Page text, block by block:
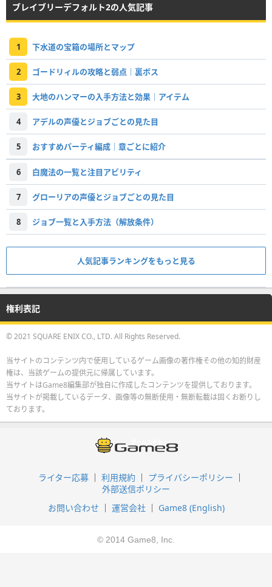
ブレイブリーデフォルト2の人気記事
1 下水道の宝箱の場所とマップ
2 ゴードリィルの攻略と弱点｜裏ボス
3 大地のハンマーの入手方法と効果｜アイテム
4 アデルの声優とジョブごとの見た目
5 おすすめパーティ編成｜章ごとに紹介
6 白魔法の一覧と注目アビリティ
7 グローリアの声優とジョブごとの見た目
8 ジョブ一覧と入手方法（解放条件）
人気記事ランキングをもっと見る
権利表記
© 2021 SQUARE ENIX CO., LTD. All Rights Reserved.
当サイトのコンテンツ内で使用しているゲーム画像の著作権その他の知的財産
権は、当該ゲームの提供元に帰属しています。
当サイトはGame8編集部が独自に作成したコンテンツを提供しております。
当サイトが掲載しているデータ、画像等の無断使用・無断転載は固くお断りし
ております。
ライター応募 利用規約
プライバシーポリシー
外部送信ポリシー
お問い合わせ
運営会社 Game8 (English)
© 2014 Game8, Inc.